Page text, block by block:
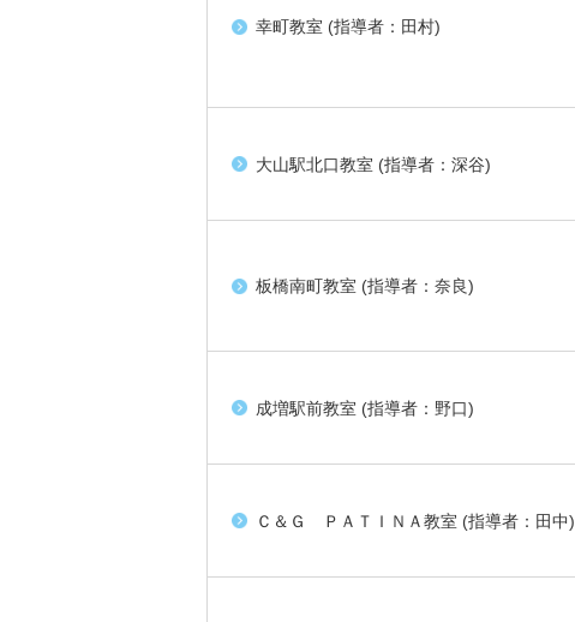
幸町教室 (指導者：田村)
大山駅北口教室 (指導者：深谷)
板橋南町教室 (指導者：奈良)
成増駅前教室 (指導者：野口)
Ｃ＆Ｇ ＰＡＴＩＮＡ教室 (指導者：田中)